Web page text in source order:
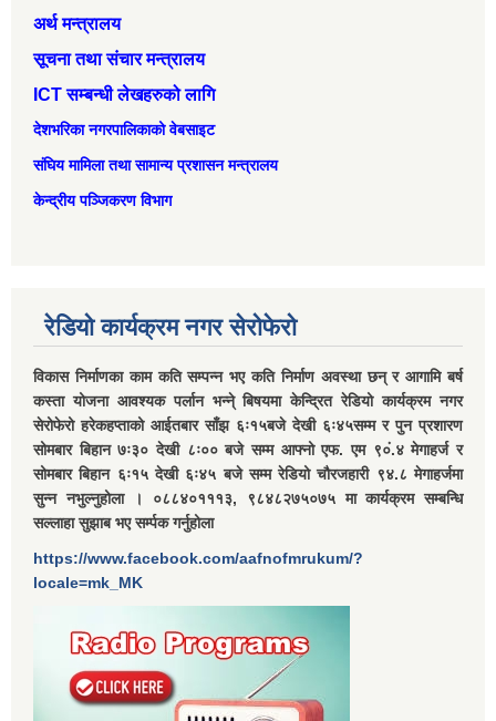
अर्थ मन्त्रालय
सूचना तथा संचार मन्त्रालय
ICT सम्बन्धी लेखहरुको लागि
देशभरिका नगरपालिकाको वेबसाइट
संघिय मामिला तथा सामान्‍य प्रशासन मन्त्रालय
केन्द्रीय पञ्जिकरण विभाग
रेडियो कार्यक्रम नगर सेरोफेरो
विकास निर्माणका काम कति सम्पन्न भए कति निर्माण अवस्था छन् र आगामि बर्ष
कस्ता योजना आवश्यक पर्लान भन्ने् बिषयमा केन्द्रित रेडियो कार्यक्रम नगर
सेरोफेरो हरेकहप्ताको आईतबार साँझ ६ः१५बजे देखी ६ः४५सम्म र पुन प्रशारण
सोमबार बिहान ७ः३० देखी ८ः०० बजे सम्म आफ्नो एफ. एम ९०ं.४ मेगाहर्ज र
सोमबार बिहान ६ः१५ देखी ६ः४५ बजे सम्म रेडियो चौरजहारी ९४.८ मेगाहर्जमा
सुन्न नभुल्नुहोला । ०८८४०१११३, ९८४८२७५०७५ मा कार्यक्रम सम्बन्धि
सल्लाहा सुझाब भए सर्म्पक गर्नुहोला
https://www.facebook.com/aafnofmrukum/?
locale=mk_MK